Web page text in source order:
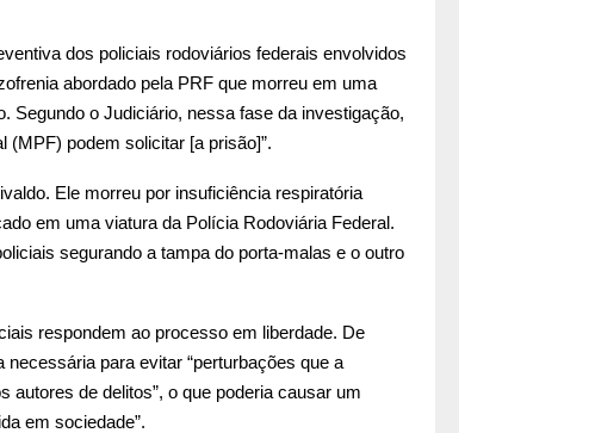
dos policiais rodoviários federais envolvidos
abordado pela PRF que morreu em uma
Segundo o Judiciário, nessa fase da investigação,
(MPF) podem solicitar [a prisão]”.
Ele morreu por insuficiência respiratória
em uma viatura da Polícia Rodoviária Federal.
segurando a tampa do porta-malas e o outro
respondem ao processo em liberdade. De
para evitar “perturbações que a
autores de delitos”, o que poderia causar um
em sociedade”.